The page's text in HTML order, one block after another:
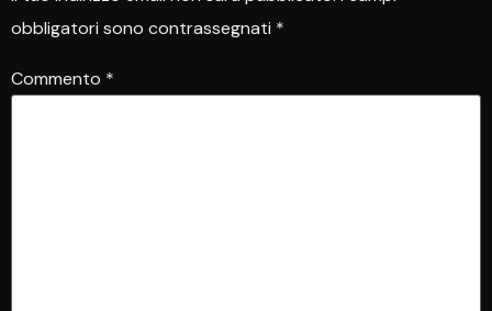
obbligatori sono contrassegnati *
Commento *